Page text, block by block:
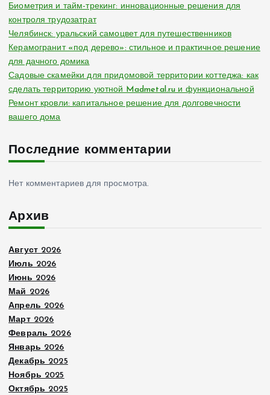
Биометрия и тайм-трекинг: инновационные решения для
контроля трудозатрат
Челябинск: уральский самоцвет для путешественников
Керамогранит «под дерево»: стильное и практичное решение
для дачного домика
Садовые скамейки для придомовой территории коттеджа: как
сделать территорию уютной Madmetal.ru и функциональной
Ремонт кровли: капитальное решение для долговечности
вашего дома
Последние комментарии
Нет комментариев для просмотра.
Архив
Август 2026
Июль 2026
Июнь 2026
Май 2026
Апрель 2026
Март 2026
Февраль 2026
Январь 2026
Декабрь 2025
Ноябрь 2025
Октябрь 2025